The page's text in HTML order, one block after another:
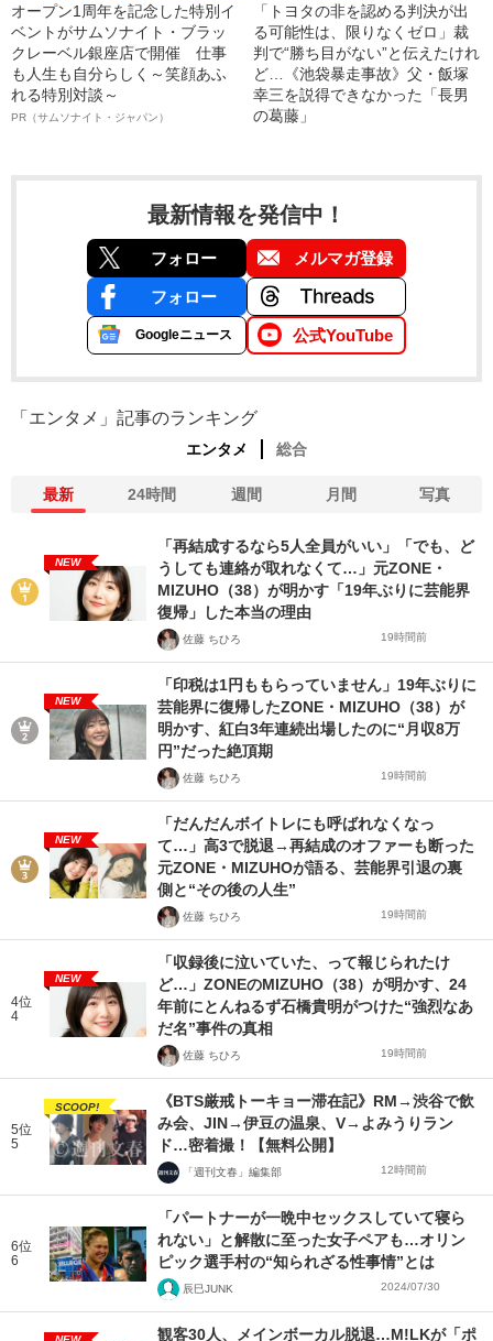
オープン1周年を記念した特別イ
ベントがサムソナイト・ブラッ
クレーベル銀座店で開催 仕事
も人生も自分らしく～笑顔あふ
れる特別対談～
PR（サムソナイト・ジャパン）
「トヨタの非を認める判決が出
る可能性は、限りなくゼロ」裁
判で“勝ち目がない”と伝えたけれ
ど…《池袋暴走事故》父・飯塚
幸三を説得できなかった「長男
の葛藤」
最新情報を発信中！
フォロー メルマガ登録
フォロー
Googleニュース 公式YouTube
「エンタメ」記事のランキング
エンタメ 総合
最新 24時間 週間 月間 写真
NEW
「再結成するなら5人全員がいい」「でも、ど
うしても連絡が取れなくて…」元ZONE・
MIZUHO（38）が明かす「19年ぶりに芸能界
復帰」した本当の理由
佐藤 ちひろ 19時間前
NEW
「印税は1円ももらっていません」19年ぶりに
芸能界に復帰したZONE・MIZUHO（38）が
明かす、紅白3年連続出場したのに“月収8万
円”だった絶頂期
佐藤 ちひろ 19時間前
NEW
「だんだんボイトレにも呼ばれなくなっ
て…」高3で脱退→再結成のオファーも断った
元ZONE・MIZUHOが語る、芸能界引退の裏
側と“その後の人生”
佐藤 ちひろ 19時間前
4位
4
NEW
「収録後に泣いていた、って報じられたけ
ど…」ZONEのMIZUHO（38）が明かす、24
年前にとんねるず石橋貴明がつけた“強烈なあ
だ名”事件の真相
佐藤 ちひろ 19時間前
5位
5
SCOOP!
《BTS厳戒トーキョー滞在記》RM→渋谷で飲
み会、JIN→伊豆の温泉、V→よみうりラン
ド…密着撮！【無料公開】
「週刊文春」編集部 12時間前
6位
6
「パートナーが一晩中セックスしていて寝ら
れない」と解散に至った女子ペアも…オリン
ピック選手村の“知られざる性事情”とは
辰巳JUNK 2024/07/30
観客30人、メインボーカル脱退…M!LKが「ポ